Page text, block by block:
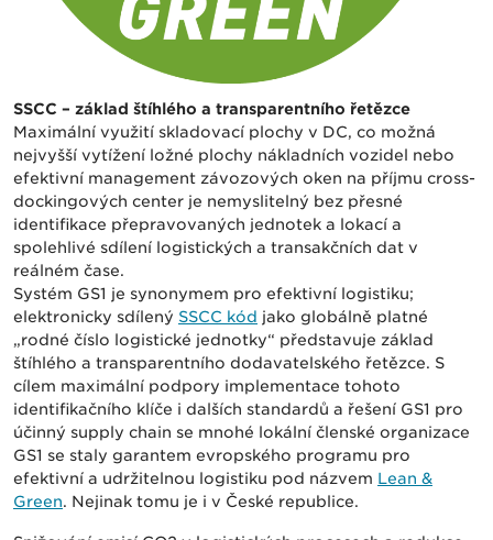
SSCC – základ štíhlého a transparentního řetězce
Maximální využití skladovací plochy v DC, co možná
nejvyšší vytížení ložné plochy nákladních vozidel nebo
efektivní management závozových oken na příjmu cross-
dockingových center je nemyslitelný bez přesné
identifikace přepravovaných jednotek a lokací a
spolehlivé sdílení logistických a transakčních dat v
reálném čase.
Systém GS1 je synonymem pro efektivní logistiku;
elektronicky sdílený SSCC kód jako globálně platné
„rodné číslo logistické jednotky“ představuje základ
štíhlého a transparentního dodavatelského řetězce. S
cílem maximální podpory implementace tohoto
identifikačního klíče i dalších standardů a řešení GS1 pro
účinný supply chain se mnohé lokální členské organizace
GS1 se staly garantem evropského programu pro
efektivní a udržitelnou logistiku pod názvem Lean &
Green. Nejinak tomu je i v České republice.